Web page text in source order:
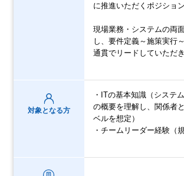
に推進いただくポジション
現場業務・システムの両
し、要件定義～施策実行
通貫でリードしていただき
対象となる方
・ITの基本知識（システ
の概要を理解し、関係者
ベルを想定）
・チームリーダー経験（